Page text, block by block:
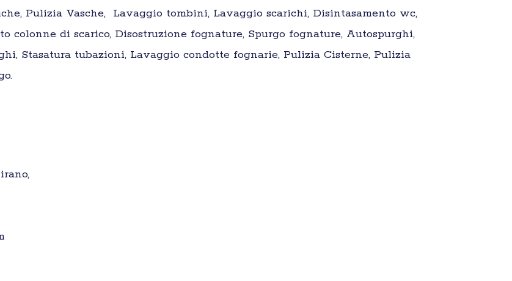
Pulizia Vasche, Lavaggio tombini, Lavaggio scarichi, Disintasamento wc,
colonne di scarico, Disostruzione fognature, Spurgo fognature, Autospurghi,
Stasatura tubazioni, Lavaggio condotte fognarie, Pulizia Cisterne, Pulizia